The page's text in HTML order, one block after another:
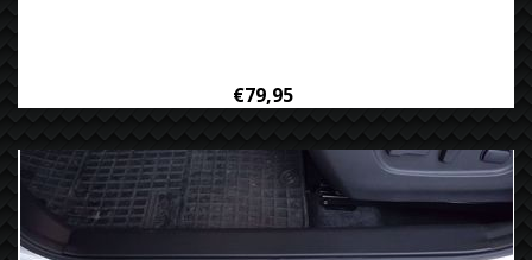
€79,95